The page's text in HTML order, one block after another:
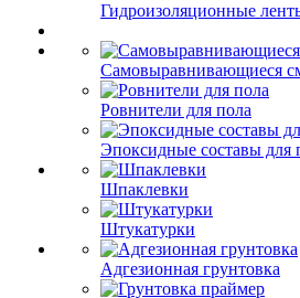
Гидроизоляционные
Самовыравнивающиеся
Ровнители для пола
Эпоксидные составы для
Шпаклевки
Штукатурки
Адгезионная грунтовка